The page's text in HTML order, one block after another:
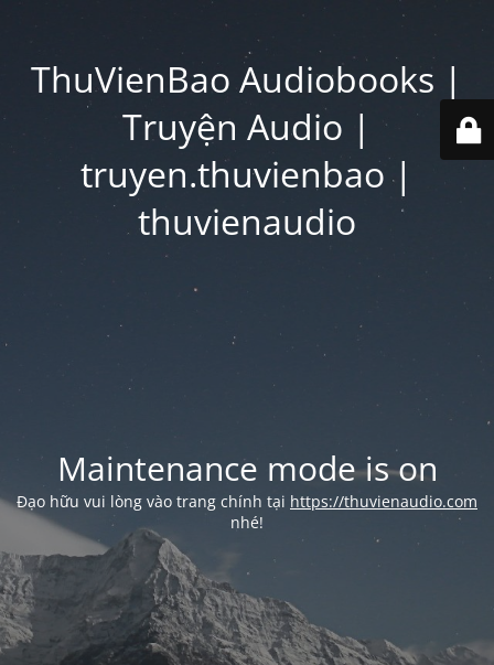
ThuVienBao Audiobooks |
Truyện Audio |
truyen.thuvienbao |
thuvienaudio
Maintenance mode is on
Đạo hữu vui lòng vào trang chính tại https://thuvienaudio.com
nhé!